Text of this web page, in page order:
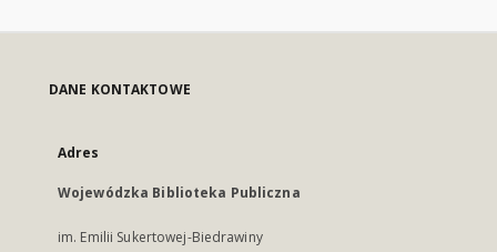
DANE KONTAKTOWE
Adres
Wojewódzka Biblioteka Publiczna
im. Emilii Sukertowej-Biedrawiny